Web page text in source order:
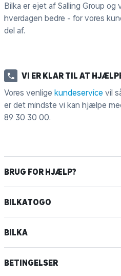
Bilka er ejet af Salling Group og
hverdagen bedre - for vores
del af.
VI ER KLAR TIL AT
Vores venlige kundeservice vil
er det mindste vi kan hjælpe
89 30 30 00.
BRUG FOR HJÆLP?
BILKATOGO
BILKA
BETINGELSER